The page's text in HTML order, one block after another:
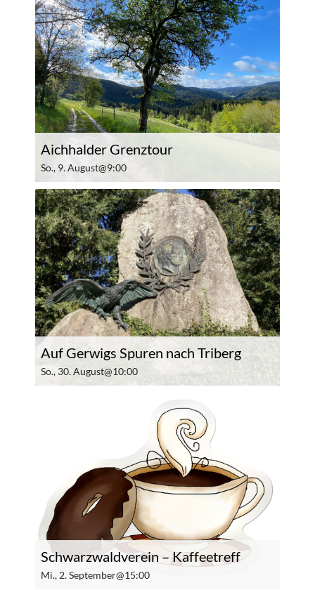
Aichhalder Grenztour
So., 9. August@9:00
Auf Gerwigs Spuren nach Triberg
So., 30. August@10:00
Schwarzwaldverein – Kaffeetreff
Mi., 2. September@15:00